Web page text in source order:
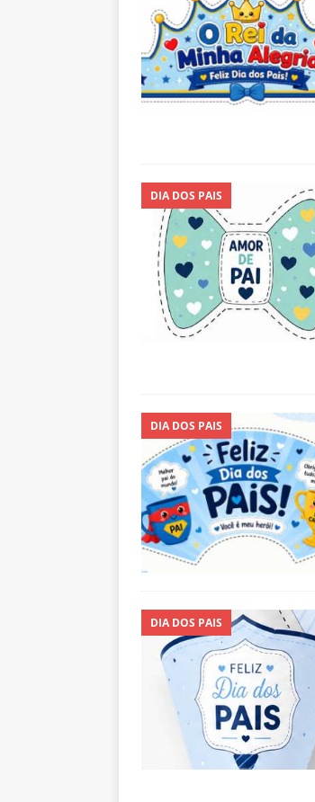
DIA DOS PAIS
DIA DOS PAIS
DIA DOS PAIS